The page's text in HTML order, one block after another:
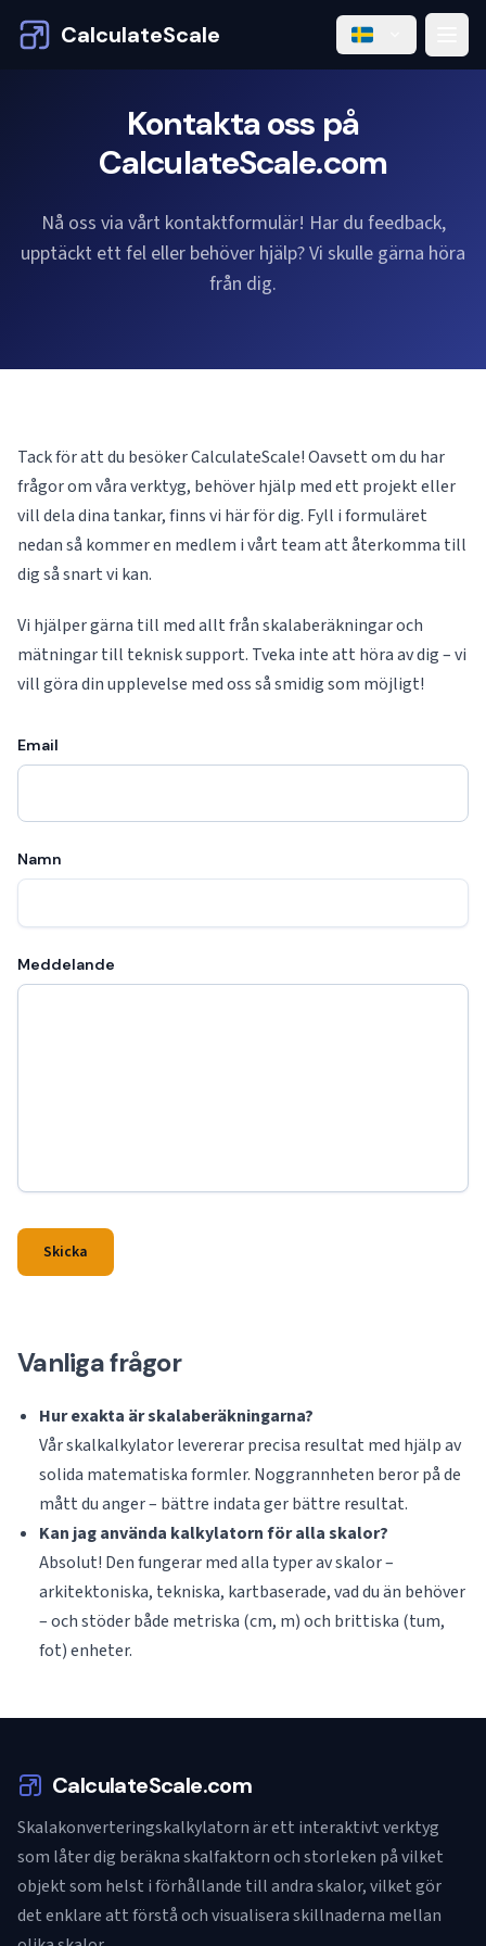
CalculateScale
Kontakta oss på
CalculateScale.com
Nå oss via vårt kontaktformulär! Har du feedback,
upptäckt ett fel eller behöver hjälp? Vi skulle gärna höra
från dig.
Tack för att du besöker CalculateScale! Oavsett om du har
frågor om våra verktyg, behöver hjälp med ett projekt eller
vill dela dina tankar, finns vi här för dig. Fyll i formuläret
nedan så kommer en medlem i vårt team att återkomma till
dig så snart vi kan.
Vi hjälper gärna till med allt från skalaberäkningar och
mätningar till teknisk support. Tveka inte att höra av dig – vi
vill göra din upplevelse med oss så smidig som möjligt!
Email
Namn
Meddelande
Skicka
Vanliga frågor
Hur exakta är skalaberäkningarna?
Vår skalkalkylator levererar precisa resultat med hjälp av
solida matematiska formler. Noggrannheten beror på de
mått du anger – bättre indata ger bättre resultat.
Kan jag använda kalkylatorn för alla skalor?
Absolut! Den fungerar med alla typer av skalor –
arkitektoniska, tekniska, kartbaserade, vad du än behöver
– och stöder både metriska (cm, m) och brittiska (tum,
fot) enheter.
CalculateScale.com
Skalakonverteringskalkylatorn är ett interaktivt verktyg
som låter dig beräkna skalfaktorn och storleken på vilket
objekt som helst i förhållande till andra skalor, vilket gör
det enklare att förstå och visualisera skillnaderna mellan